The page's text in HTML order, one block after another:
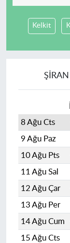
Kelkit
8 Ağu Cts
9 Ağu Paz
10 Ağu Pts
11 Ağu Sal
12 Ağu Çar
13 Ağu Per
14 Ağu Cum
15 Ağu Cts